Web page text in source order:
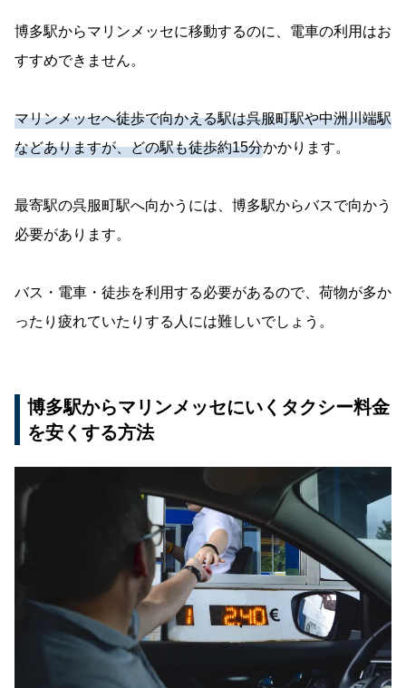
博多駅からマリンメッセに移動するのに、電車の利用はお
すすめできません。
マリンメッセへ徒歩で向かえる駅は呉服町駅や中洲川端駅
などありますが、どの駅も徒歩約15分かかります。
最寄駅の呉服町駅へ向かうには、博多駅からバスで向かう
必要があります。
バス・電車・徒歩を利用する必要があるので、荷物が多か
ったり疲れていたりする人には難しいでしょう。
博多駅からマリンメッセにいくタクシー料金
を安くする方法